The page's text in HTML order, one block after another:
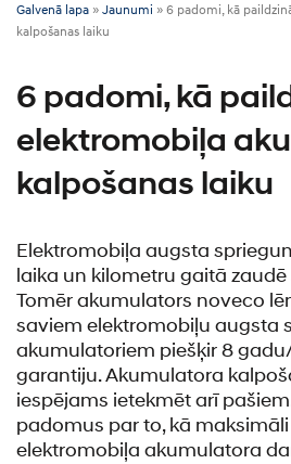
Galvenā lapa » Jaunumi » 6 padomi, kā
kalpošanas laiku
6 padomi, kā
elektromobiļa
kalpošanas laiku
Elektromobiļa augsta
laika un kilometru gaitā
Tomēr akumulators noveco
saviem elektromobiļu augsta
akumulatoriem piešķir 8
garantiju. Akumulatora
iespējams ietekmēt arī
padomus par to, kā
elektromobiļa akumulatora